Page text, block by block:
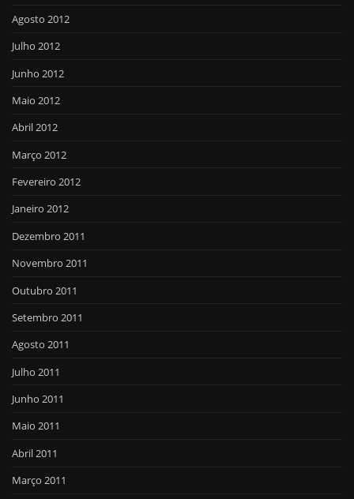
Agosto 2012
Julho 2012
Junho 2012
Maio 2012
Abril 2012
Março 2012
Fevereiro 2012
Janeiro 2012
Dezembro 2011
Novembro 2011
Outubro 2011
Setembro 2011
Agosto 2011
Julho 2011
Junho 2011
Maio 2011
Abril 2011
Março 2011